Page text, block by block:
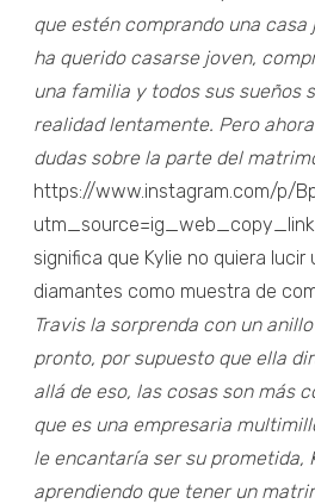
que estén comprando una casa
ha querido casarse joven,
una familia y todos sus sueños
realidad lentamente. Pero
dudas sobre la parte del
https://www.instagram.com/p/
utm_source=ig_web_copy_link
significa que Kylie no quiera lucir
diamantes como muestra de
Travis la sorprenda con un
pronto, por supuesto que ella
allá de eso, las cosas son más
que es una empresaria
le encantaría ser su prometida,
aprendiendo que tener un